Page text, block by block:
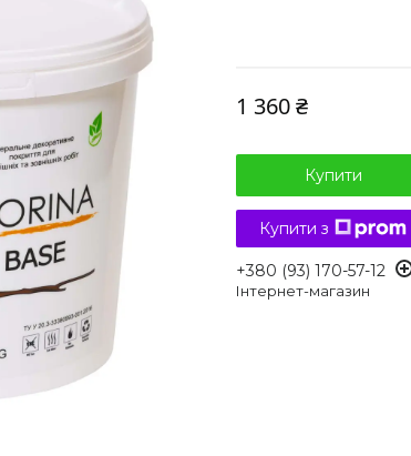
1 360 ₴
Купити
Купити з
+380 (93) 170-57-12
Інтернет-магазин